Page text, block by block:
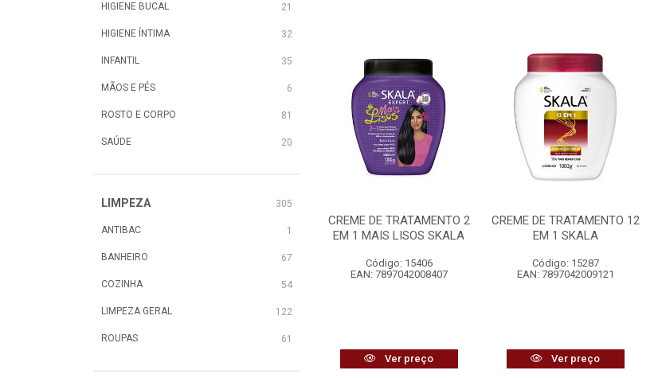
HIGIENE BUCAL 21
HIGIENE ÍNTIMA 32
INFANTIL 35
MÃOS E PÉS 6
ROSTO E CORPO 81
SAÚDE 20
LIMPEZA 305
ANTIBAC 1
BANHEIRO 67
COZINHA 54
LIMPEZA GERAL 122
ROUPAS 61
CREME DE TRATAMENTO 2
EM 1 MAIS LISOS SKALA
Código: 15406
EAN: 7897042008407
Ver preço
CREME DE TRATAMENTO 12
EM 1 SKALA
Código: 15287
EAN: 7897042009121
Ver preço